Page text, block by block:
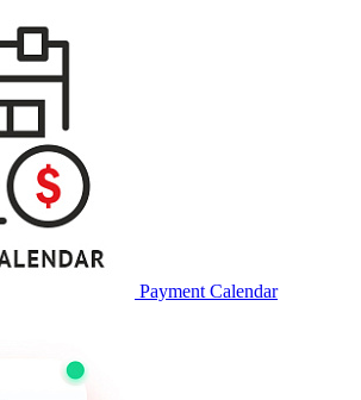
Payment Calendar